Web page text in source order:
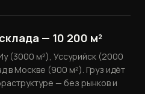
— 10 200 м²
(3000 м²), Уссурийск (2000
в Москве (900 м²). Груз идёт
— без рынков и